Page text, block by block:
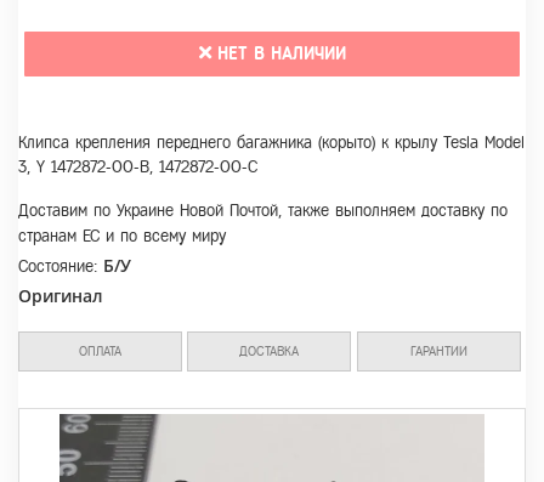
НЕТ В НАЛИЧИИ
Клипса крепления переднего багажника (корыто) к крылу Tesla Model
3, Y 1472872-00-B, 1472872-00-C
Доставим по Украине Новой Почтой, также выполняем доставку по
странам ЕС и по всему миру
Состояние: Б/У
Оригинал
ОПЛАТА ДОСТАВКА ГАРАНТИИ